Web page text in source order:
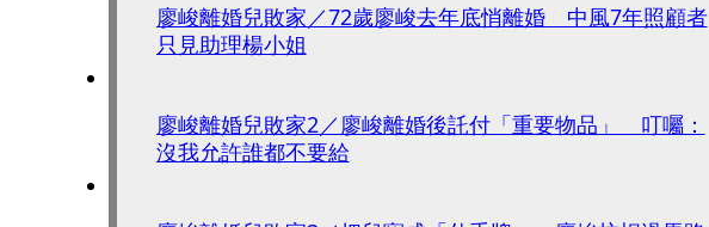
廖峻離婚兒敗家／72歲廖峻去年底悄離婚 中風7年照顧者
只見助理楊小姐
廖峻離婚兒敗家2／廖峻離婚後託付「重要物品」 叮囑：
沒我允許誰都不要給